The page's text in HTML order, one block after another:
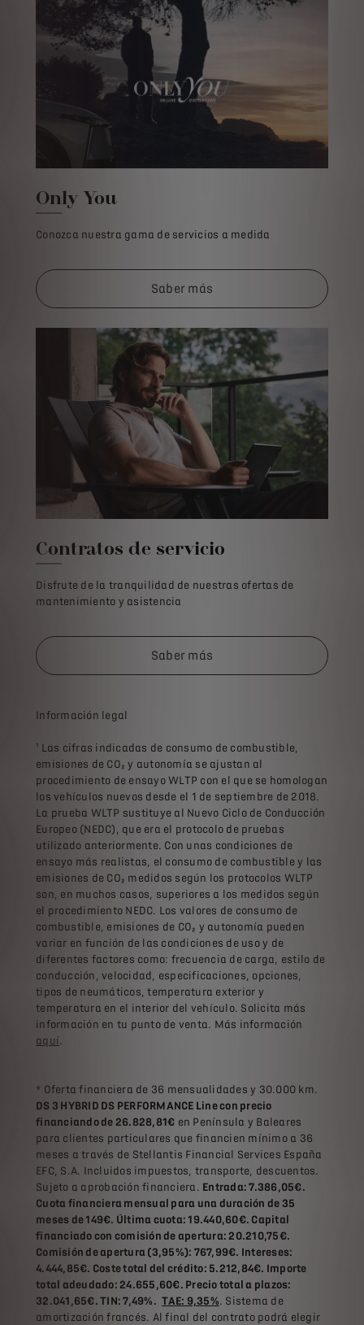
Only You
Conozca nuestra gama de servicios a medida
Saber más
Contratos de servicio
Disfrute de la tranquilidad de nuestras ofertas de
mantenimiento y asistencia
Saber más
Información legal
¹ Las cifras indicadas de consumo de combustible,
emisiones de CO₂ y autonomía se ajustan al
procedimiento de ensayo WLTP con el que se homologan
los vehículos nuevos desde el 1 de septiembre de 2018.
La prueba WLTP sustituye al Nuevo Ciclo de Conducción
Europeo (NEDC), que era el protocolo de pruebas
utilizado anteriormente. Con unas condiciones de
ensayo más realistas, el consumo de combustible y las
emisiones de CO₂ medidos según los protocolos WLTP
son, en muchos casos, superiores a los medidos según
el procedimiento NEDC. Los valores de consumo de
combustible, emisiones de CO₂ y autonomía pueden
variar en función de las condiciones de uso y de
diferentes factores como: frecuencia de carga, estilo de
conducción, velocidad, especificaciones, opciones,
tipos de neumáticos, temperatura exterior y
temperatura en el interior del vehículo. Solicita más
información en tu punto de venta. Más información
aquí.
* Oferta financiera de 36 mensualidades y 30.000 km.
DS 3 HYBRID DS PERFORMANCE Line con precio
financiando de 26.828,81€ en Península y Baleares
para clientes particulares que financien mínimo a 36
meses a través de Stellantis Financial Services España
EFC, S.A. Incluidos impuestos, transporte, descuentos.
Sujeto a aprobación financiera. Entrada: 7.386,05€.
Cuota financiera mensual para una duración de 35
meses de 149€. Última cuota: 19.440,60€. Capital
financiado con comisión de apertura: 20.210,75€.
Comisión de apertura (3,95%): 767,99€. Intereses:
4.444,85€. Coste total del crédito: 5.212,84€. Importe
total adeudado: 24.655,60€. Precio total a plazos:
32.041,65€. TIN: 7,49%. TAE: 9,35%. Sistema de
amortización francés. Al final del contrato podrá elegir